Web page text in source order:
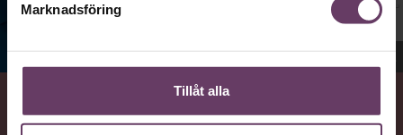
Marknadsföring
Tillåt alla
VAD